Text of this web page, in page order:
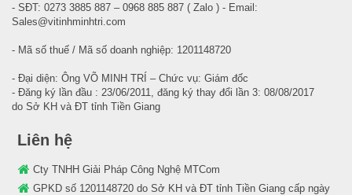
- SĐT: 0273 3885 887 – 0968 885 887 ( Zalo ) - Email:
Sales@vitinhminhtri.com
- Mã số thuế / Mã số doanh nghiệp: 1201148720
- Đại diện: Ông VÕ MINH TRÍ – Chức vụ: Giám đốc
- Đăng ký lần đầu : 23/06/2011, đăng ký thay đổi lần 3: 08/08/2017
do Sở KH và ĐT tỉnh Tiền Giang
Liên hệ
Cty TNHH Giải Pháp Công Nghệ MTCom
GPKD số 1201148720 do Sở KH và ĐT tỉnh Tiền Giang cấp ngày